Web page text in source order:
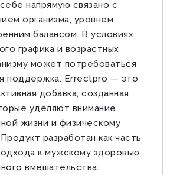
напрямую связано с
организма, уровнем
балансом. В условиях
графика и возрастных
может потребоваться
поддержка. Errectpro — это
добавка, созданная
уделяют внимание
жизни и физическому
разработан как часть
к мужскому здоровью
вмешательства.